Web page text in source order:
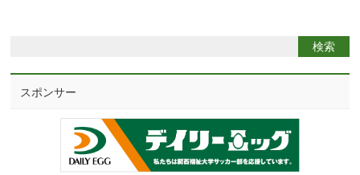
スポンサー